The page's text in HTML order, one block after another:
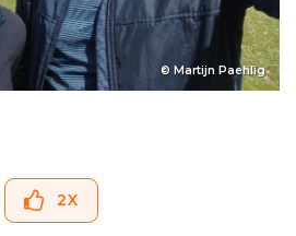
© Martijn Paehlig
2X